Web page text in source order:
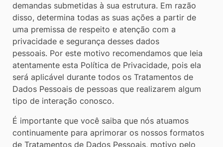
demandas submetidas à sua estrutura. Em razão
disso, determina todas as suas ações a partir de
uma premissa de respeito e atenção com a
privacidade e segurança desses dados
pessoais. Por este motivo recomendamos que leia
atentamente esta Política de Privacidade, pois ela
será aplicável durante todos os Tratamentos de
Dados Pessoais de pessoas que realizarem algum
tipo de interação conosco.
É importante que você saiba que nós atuamos
continuamente para aprimorar os nossos formatos
de Tratamentos de Dados Pessoais, motivo pelo